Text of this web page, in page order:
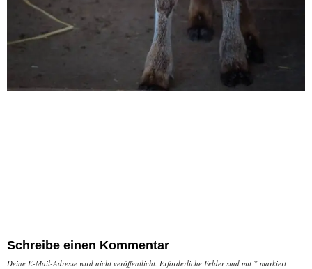
Schreibe einen Kommentar
Deine E-Mail-Adresse wird nicht veröffentlicht. Erforderliche Felder sind mit * markiert